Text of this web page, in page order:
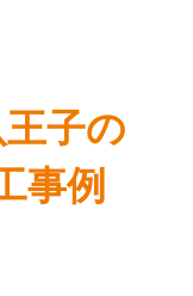
子の
事例